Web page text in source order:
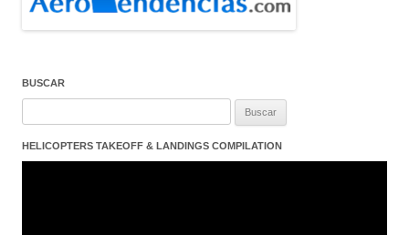
BUSCAR
HELICOPTERS TAKEOFF & LANDINGS COMPILATION